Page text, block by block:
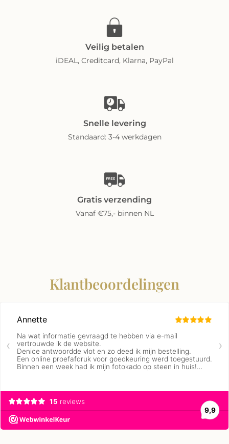
Veilig betalen
iDEAL, Creditcard, Klarna, PayPal
Snelle levering
Standaard: 3-4 werkdagen
Gratis verzending
Vanaf €75,- binnen NL
Klantbeoordelingen